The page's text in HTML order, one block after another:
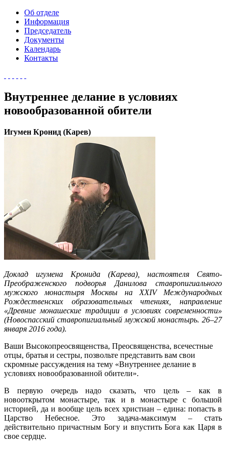
Об отделе
Информация
Председатель
Документы
Календарь
Контакты
Внутреннее делание в условиях
новообразованной обители
Игумен Кронид (Карев)
Доклад игумена Кронида (Карева), настоятеля Свято-
Преображенского подворья Данилова ставропигиального
мужского монастыря Москвы на XXIV Международных
Рождественских образовательных чтениях, направление
«Древние монашеские традиции в условиях современности»
(Новоспасский ставропигиальный мужской монастырь. 26–27
января 2016 года).
Ваши Высокопреосвященства, Преосвященства, всечестные
отцы, братья и сестры, позвольте представить вам свои
скромные рассуждения на тему «Внутреннее делание в
условиях новообразованной обители».
В первую очередь надо сказать, что цель – как в
новооткрытом монастыре, так и в монастыре с большой
историей, да и вообще цель всех христиан – едина: попасть в
Царство Небесное. Это задача-максимум – стать
действительно причастным Богу и впустить Бога как Царя в
свое сердце.